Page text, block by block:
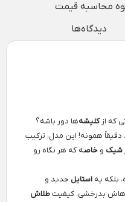
محاسبه قیمت
دیدگاه‌ها
که ازکلیشه‌ها دور باشه؟
دقیقاً همونه! این مدل، ترکیب
شیک و خاصه که هر نگاه رو
بلکه یه استایل جدید و
بدرخشی. کیفیتطلاش